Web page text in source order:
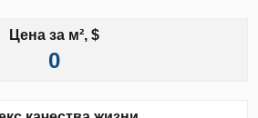
Цена за м², $
0